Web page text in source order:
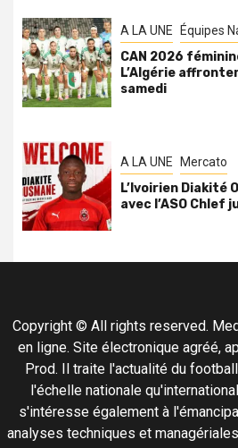
A LA UNE Équipes
CAN 2026
L’Algérie
samedi
A LA UNE Mercato
L’Ivoirien Diakité
avec l’ASO Chlef
Copyright © All rights reserved.
en ligne. Site électronique agréé,
Prod. Il traite l'actualité du
l'échelle nationale
s'intéresse également à
analyses techniques et